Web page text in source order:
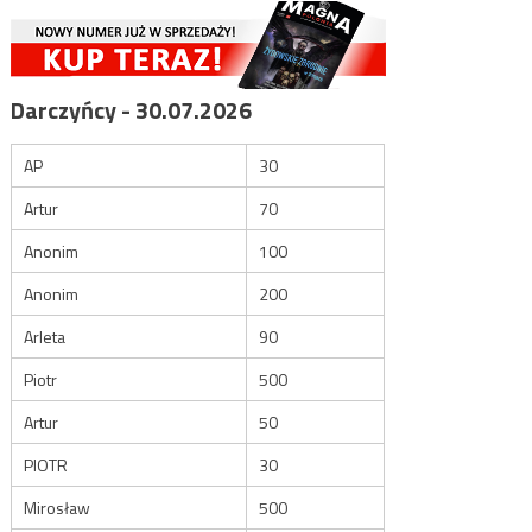
Darczyńcy - 30.07.2026
AP
30
Artur
70
Anonim
100
Anonim
200
Arleta
90
Piotr
500
Artur
50
PIOTR
30
Mirosław
500